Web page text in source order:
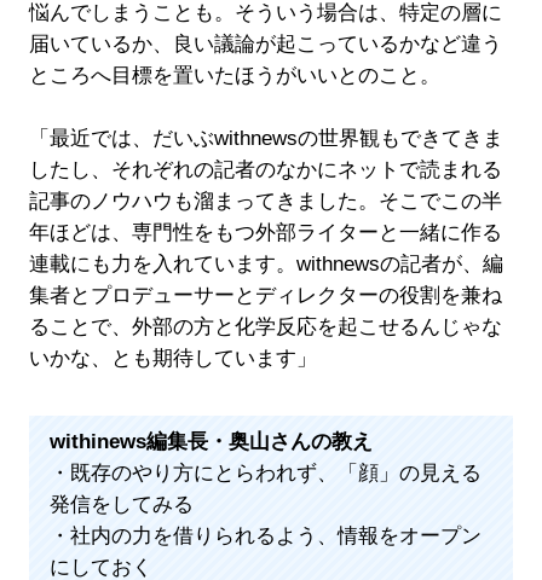
悩んでしまうことも。そういう場合は、特定の層に
届いているか、良い議論が起こっているかなど違う
ところへ目標を置いたほうがいいとのこと。
「最近では、だいぶwithnewsの世界観もできてきま
したし、それぞれの記者のなかにネットで読まれる
記事のノウハウも溜まってきました。そこでこの半
年ほどは、専門性をもつ外部ライターと一緒に作る
連載にも力を入れています。withnewsの記者が、編
集者とプロデューサーとディレクターの役割を兼ね
ることで、外部の方と化学反応を起こせるんじゃな
いかな、とも期待しています」
withinews編集長・奥山さんの教え
・既存のやり方にとらわれず、「顔」の見える
発信をしてみる
・社内の力を借りられるよう、情報をオープン
にしておく